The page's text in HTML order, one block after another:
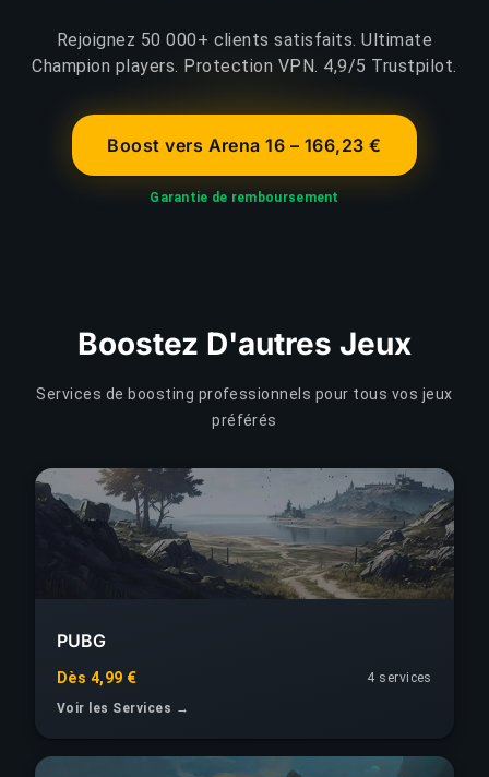
Rejoignez 50 000+ clients satisfaits. Ultimate
Champion players. Protection VPN. 4,9/5 Trustpilot.
Boost vers Arena 16 – 166,23 €
Garantie de remboursement
Boostez D'autres Jeux
Services de boosting professionnels pour tous vos jeux
préférés
PUBG
Dès 4,99 €
4 services
Voir les Services →